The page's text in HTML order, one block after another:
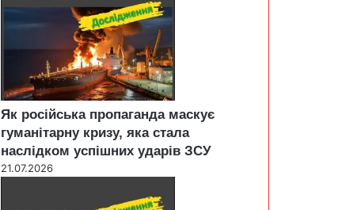
Як російська пропаганда маскує
гуманітарну кризу, яка стала
наслідком успішних ударів ЗСУ
21.07.2026